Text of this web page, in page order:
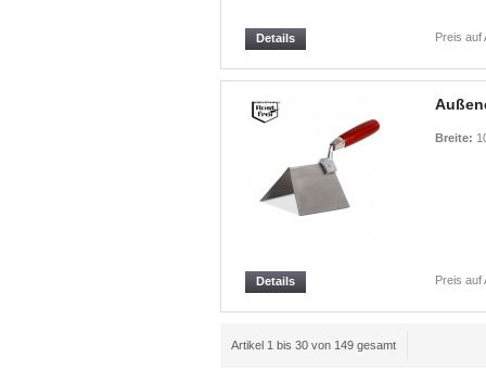
Preis auf
Details
Breite:
Preis auf
Details
Artikel 1 bis 30 von 149 gesamt